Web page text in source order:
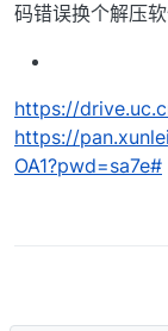
码错误换个解压软
https://
https://
OA1?pwd=sa7e#